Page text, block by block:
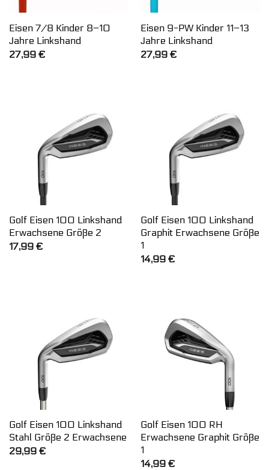
Eisen 7/8 Kinder 8–10
Jahre Linkshand
27,99 €
Eisen 9-PW Kinder 11–13
Jahre Linkshand
27,99 €
Golf Eisen 100 Linkshand
Erwachsene Größe 2
17,99 €
Golf Eisen 100 Linkshand
Graphit Erwachsene Größe
1
14,99 €
Golf Eisen 100 Linkshand
Stahl Größe 2 Erwachsene
29,99 €
Golf Eisen 100 RH
Erwachsene Graphit Größe
1
14,99 €